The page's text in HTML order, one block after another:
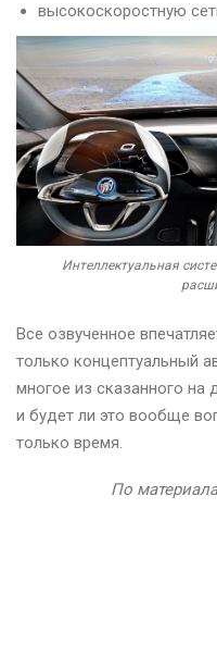
высокоскоростную
Интеллектуальная
Все озвученное
только концептуальный
многое из сказанного на
и будет ли это вообще
только время.
По